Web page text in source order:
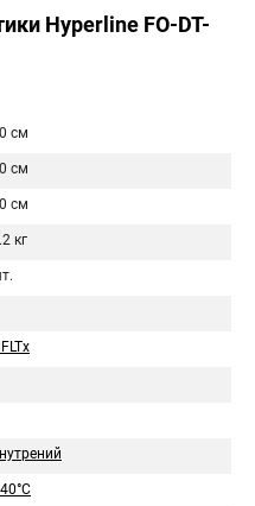
Hyperline FO-DT-
см
см
см
кг